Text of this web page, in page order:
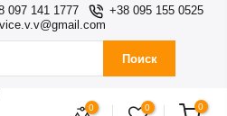
097 141 1777
+38 095 155 0525
Поиск
0 0 0